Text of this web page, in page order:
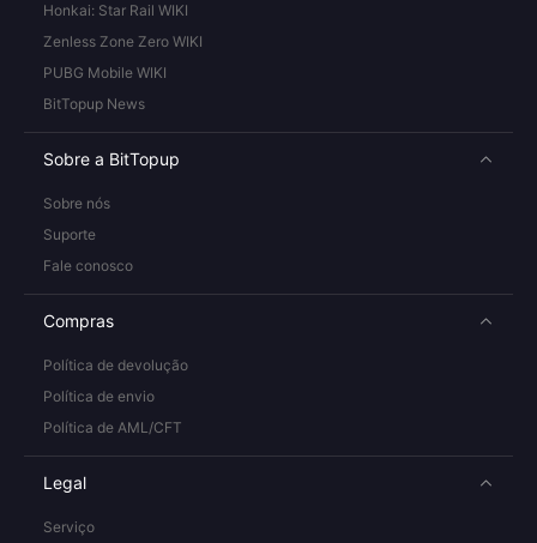
Honkai: Star Rail WIKI
Zenless Zone Zero WIKI
PUBG Mobile WIKI
BitTopup News
Sobre a BitTopup
Sobre nós
Suporte
Fale conosco
Compras
Política de devolução
Política de envio
Política de AML/CFT
Legal
Serviço